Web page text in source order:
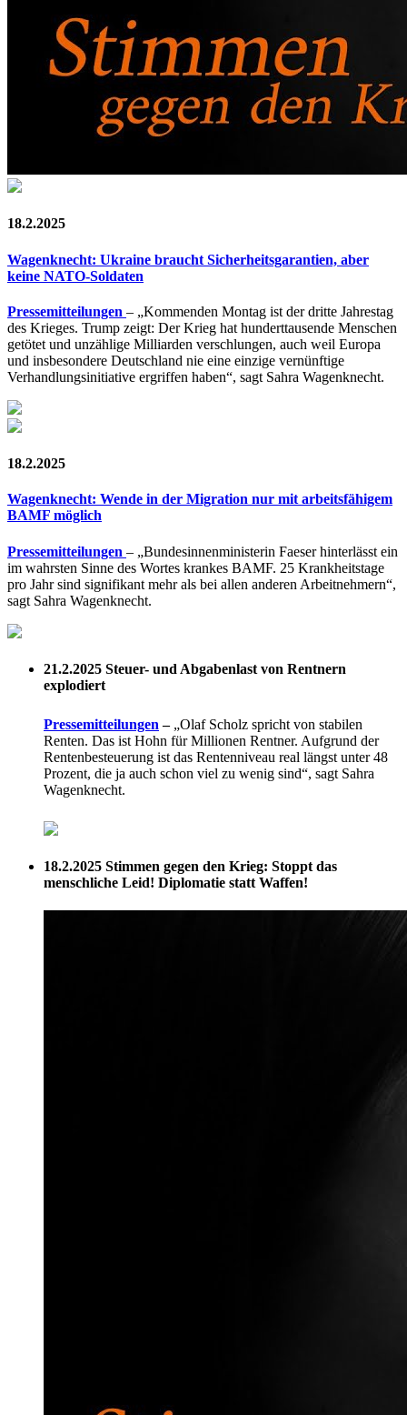
18.2.2025
Wagenknecht: Ukraine braucht Sicherheitsgarantien, aber
keine NATO-Soldaten
Pressemitteilungen – „Kommenden Montag ist der dritte Jahrestag
des Krieges. Trump zeigt: Der Krieg hat hunderttausende Menschen
getötet und unzählige Milliarden verschlungen, auch weil Europa
und insbesondere Deutschland nie eine einzige vernünftige
Verhandlungsinitiative ergriffen haben“, sagt Sahra Wagenknecht.
18.2.2025
Wagenknecht: Wende in der Migration nur mit arbeitsfähigem
BAMF möglich
Pressemitteilungen – „Bundesinnenministerin Faeser hinterlässt ein
im wahrsten Sinne des Wortes krankes BAMF. 25 Krankheitstage
pro Jahr sind signifikant mehr als bei allen anderen Arbeitnehmern“,
sagt Sahra Wagenknecht.
21.2.2025 Steuer- und Abgabenlast von Rentnern
explodiert
Pressemitteilungen –„Olaf Scholz spricht von stabilen
Renten. Das ist Hohn für Millionen Rentner. Aufgrund der
Rentenbesteuerung ist das Rentenniveau real längst unter 48
Prozent, die ja auch schon viel zu wenig sind“, sagt Sahra
Wagenknecht.
18.2.2025 Stimmen gegen den Krieg: Stoppt das
menschliche Leid! Diplomatie statt Waffen!